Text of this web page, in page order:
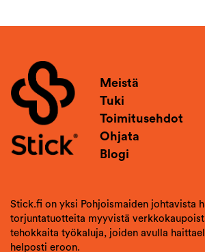
Meistä
Tuki
Toimitusehdot
Ohjata
Blogi
Stick.fi on yksi Pohjoismaiden johtavista
torjuntatuotteita myyvistä
tehokkaita työkaluja, joiden avulla
helposti eroon.